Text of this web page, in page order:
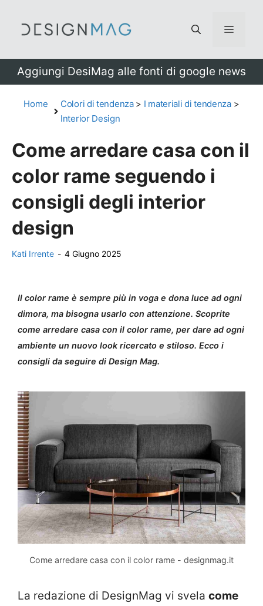
Menu
Aggiungi DesiMag alle fonti di google news
Home Colori di tendenza> I materiali di tendenza>
Interior Design
Come arredare casa con il
color rame seguendo i
consigli degli interior
design
Kati Irrente - 4 Giugno 2025
Il color rame è sempre più in voga e dona luce ad ogni
dimora, ma bisogna usarlo con attenzione. Scoprite
come arredare casa con il color rame, per dare ad ogni
ambiente un nuovo look ricercato e stiloso. Ecco i
consigli da seguire di Design Mag.
Come arredare casa con il color rame - designmag.it
La redazione di DesignMag vi svela come